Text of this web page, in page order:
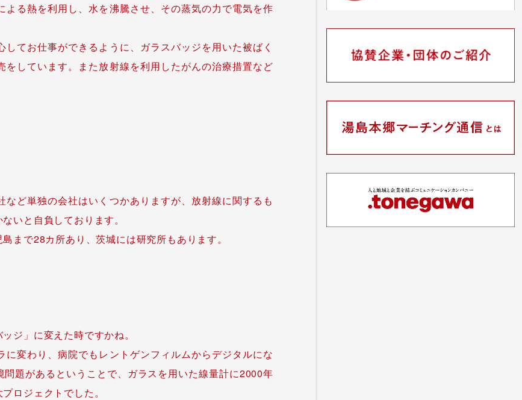
る熱を利用し、水を沸騰させ、その蒸気の力で電気を作
てお仕事ができるように、ガラスバッジを用いた被ばく
しています。また放射線を利用したがんの治療措置など
ど単独の会社はいくつかありますが、放射線に関するも
いと自負しております。
まで28カ所あり、茨城には研究所もあります。
ジ」に変えた時ですかね。
変わり、病院でもレントゲンフィルムからデジタルにな
題があるということで、ガラスを用いた線量計に2000年
ロジェクトでした。